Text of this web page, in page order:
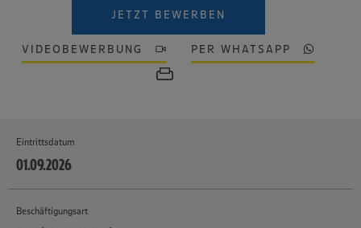
JETZT BEWERBEN
VIDEOBEWERBUNG PER WHATSAPP
Eintrittsdatum
01.09.2026
Beschäftigungsart